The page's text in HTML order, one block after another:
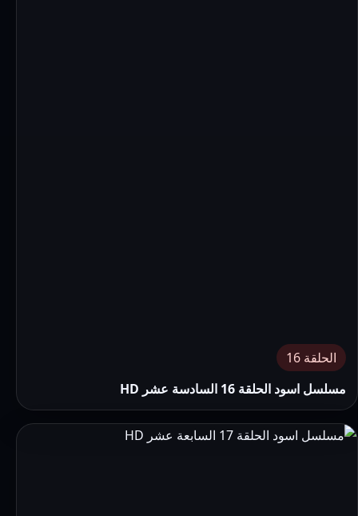
الحلقة 16
مسلسل اسود الحلقة 16 السادسة عشر HD